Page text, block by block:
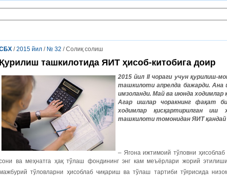
/2015 йил / № 32 / Солиқ солиш
Қурилиш ташкилотида ЯИТ ҳисоб-китобига доир
2015йилIIчораги учун қурилиш-
ташкилоти апрелда бажарди. Ана
имзоланди. Май ва июнда
Агар ишлар чоракнинг фақат
ходимлар қисқартирилган иш
ташкилоти томонидан ЯИТ қандай
– Ягона ижтимоий тўловни
ва меҳнатга ҳақ тўлаш фондининг энг кам меъёрлари жорий
тўловларни ҳисоблаб чиқариш ва тўлаш тартиби тўғрисида